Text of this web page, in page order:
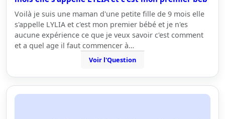
Voilà je suis une maman d'une petite fille de 9 mois elle
s'appelle LYLIA et c'est mon premier bébé et je n'es
aucune expérience ce que je veux savoir c'est comment
et a quel age il faut commencer à…
Voir l'Question